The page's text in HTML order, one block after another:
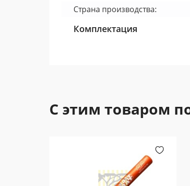
Страна производства:
Комплектация
С этим товаром